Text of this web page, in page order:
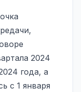
2024
года, а
с 1 января